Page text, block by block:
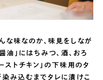
な味なのか、味見をしなが
油」にはちみつ、酒、おろ
ストチキン」の下味用のタ
染み込むまでタレに漬けこ